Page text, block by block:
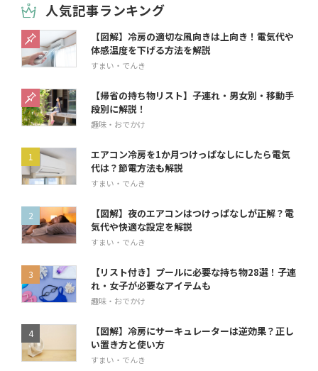
人気記事ランキング
【図解】冷房の適切な風向きは上向き！電気代や
体感温度を下げる方法を解説
すまい・でんき
【帰省の持ち物リスト】子連れ・男女別・移動手
段別に解説！
趣味・おでかけ
エアコン冷房を1か月つけっぱなしにしたら電気
代は？節電方法も解説
すまい・でんき
【図解】夜のエアコンはつけっぱなしが正解？電
気代や快適な設定を解説
すまい・でんき
【リスト付き】プールに必要な持ち物28選！子連
れ・女子が必要なアイテムも
趣味・おでかけ
【図解】冷房にサーキュレーターは逆効果？正し
い置き方と使い方
すまい・でんき